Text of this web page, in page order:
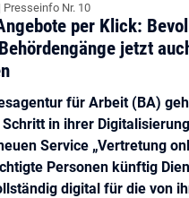
Presseinfo Nr. 10
per Klick:
jetzt
für Arbeit (BA)
in ihrer
Service „Vertretung
Personen künftig
digital für die von